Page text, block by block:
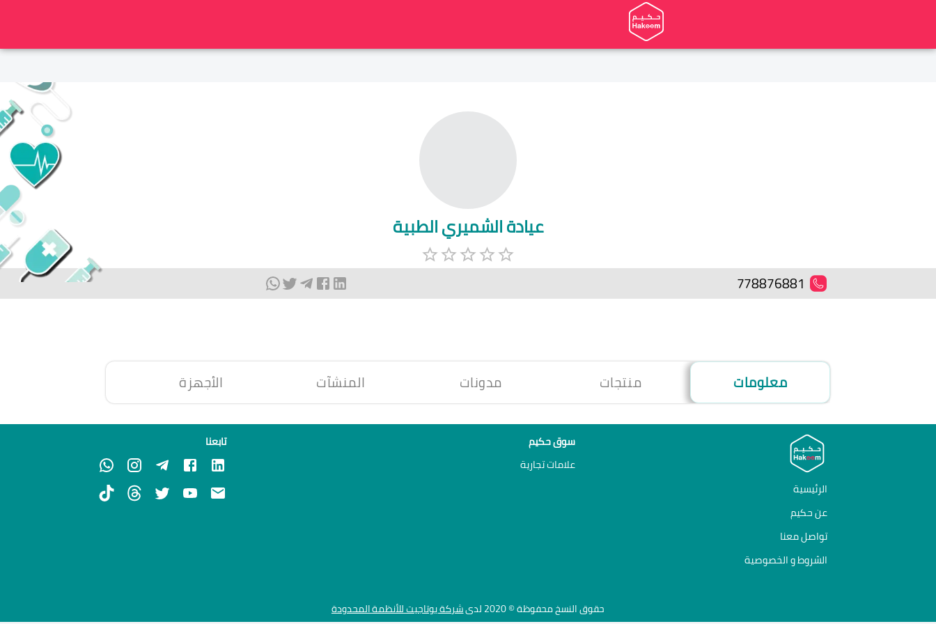
عيادة الشميري الطبية
778876881
معلومات منتجات مدونات المنشآت الأجهزة
الرئيسية
عن حكيم
تواصل معنا
الشروط و الخصوصية
سوق حكيم
علامات تجارية
تابعنا
حقوق النسخ محفوظة © 2020 لدى شركة يوتاجيت للأنظمة المحدودة